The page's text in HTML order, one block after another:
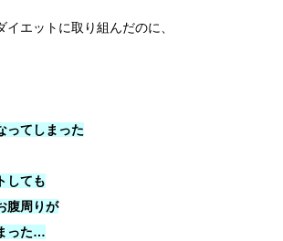
エットに取り組んだのに、
ってしまった
しても
腹周りが
った…